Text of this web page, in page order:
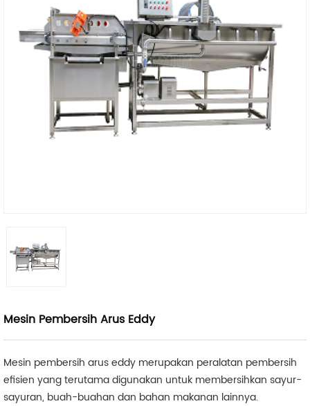
Mesin Pembersih Arus Eddy
Mesin pembersih arus eddy merupakan peralatan pembersih
efisien yang terutama digunakan untuk membersihkan sayur-
sayuran, buah-buahan dan bahan makanan lainnya.